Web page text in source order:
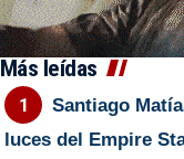
Más leídas
Santiago
luces del Empire